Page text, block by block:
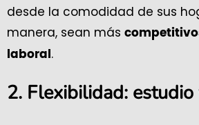
desde la comodidad de sus
manera, sean más
laboral .
2. Flexibilidad: